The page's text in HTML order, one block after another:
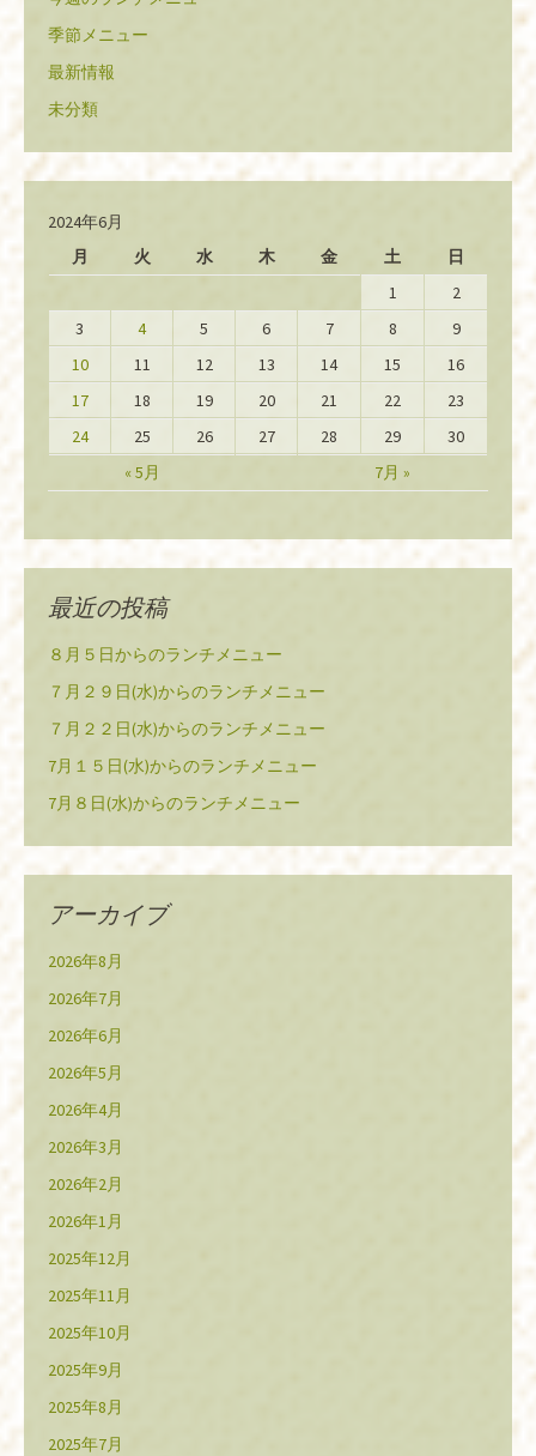
季節メニュー
最新情報
未分類
2024年6月
月
火 水 木 金 土 日
« 5月 7月 »
1
2
3
4 5 6 7 8
9
10
11 12 13 14 15
16
17
18 19 20 21 22
23
24
25 26 27 28 29 30
最近の投稿
８月５日からのランチメニュー
７月２９日(水)からのランチメニュー
７月２２日(水)からのランチメニュー
7月１５日(水)からのランチメニュー
7月８日(水)からのランチメニュー
アーカイブ
2026年8月
2026年7月
2026年6月
2026年5月
2026年4月
2026年3月
2026年2月
2026年1月
2025年12月
2025年11月
2025年10月
2025年9月
2025年8月
2025年7月